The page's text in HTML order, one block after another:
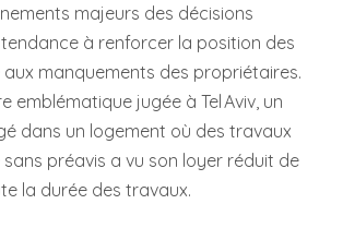
majeurs des décisions
à renforcer la position des
manquements des propriétaires.
emblématique jugée à Tel Aviv, un
dans un logement où des travaux
préavis a vu son loyer réduit de
la durée des travaux.